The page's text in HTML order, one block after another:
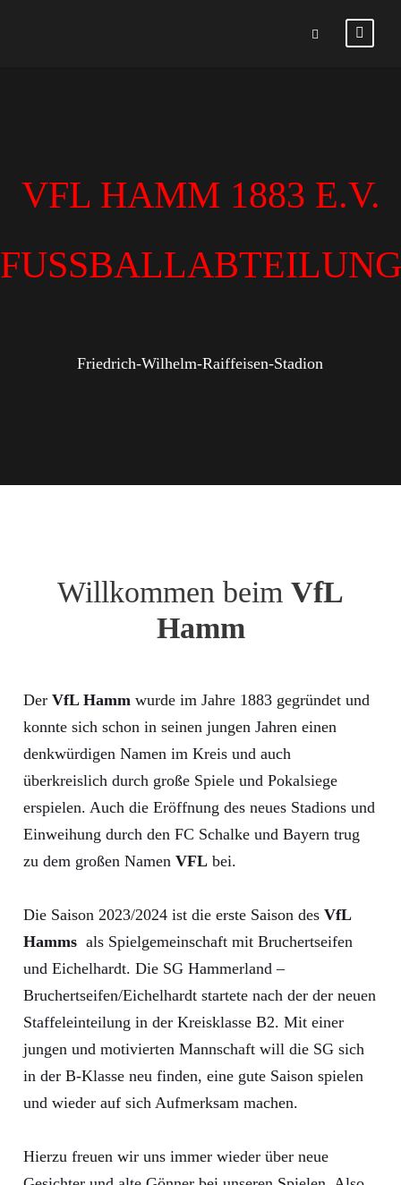
VFL HAMM 1883 E.V.
FUSSBALLABTEILUNG
Friedrich-Wilhelm-Raiffeisen-Stadion
Willkommen beim VfL
Hamm
Der VfL Hamm wurde im Jahre 1883 gegründet und
konnte sich schon in seinen jungen Jahren einen
denkwürdigen Namen im Kreis und auch
überkreislich durch große Spiele und Pokalsiege
erspielen. Auch die Eröffnung des neues Stadions und
Einweihung durch den FC Schalke und Bayern trug
zu dem großen Namen VFL bei.
Die Saison 2023/2024 ist die erste Saison des VfL
Hamms als Spielgemeinschaft mit Bruchertseifen
und Eichelhardt. Die SG Hammerland –
Bruchertseifen/Eichelhardt startete nach der der neuen
Staffeleinteilung in der Kreisklasse B2. Mit einer
jungen und motivierten Mannschaft will die SG sich
in der B-Klasse neu finden, eine gute Saison spielen
und wieder auf sich Aufmerksam machen.
Hierzu freuen wir uns immer wieder über neue